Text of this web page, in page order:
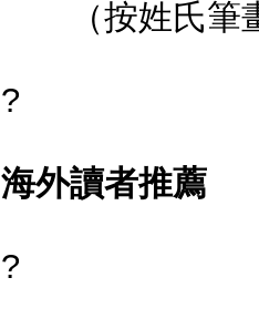
（按姓氏筆
?
海外讀者推薦
?